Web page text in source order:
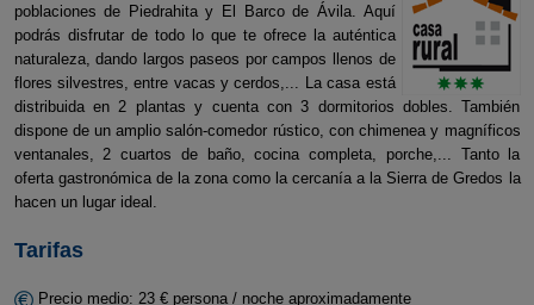
poblaciones de Piedrahita y El Barco de Ávila. Aquí
podrás disfrutar de todo lo que te ofrece la auténtica
naturaleza, dando largos paseos por campos llenos de
flores silvestres, entre vacas y cerdos,... La casa está
distribuida en 2 plantas y cuenta con 3 dormitorios dobles. También
dispone de un amplio salón-comedor rústico, con chimenea y magníficos
ventanales, 2 cuartos de baño, cocina completa, porche,... Tanto la
oferta gastronómica de la zona como la cercanía a la Sierra de Gredos la
hacen un lugar ideal.
Tarifas
Precio medio: 23 € persona / noche aproximadamente